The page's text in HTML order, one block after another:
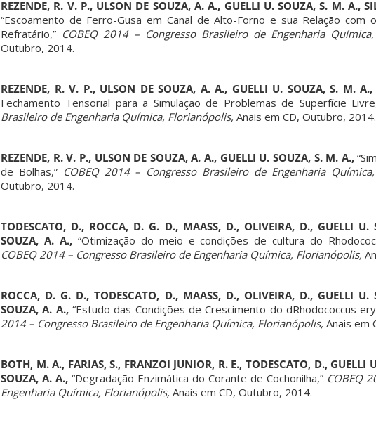
REZENDE, R. V. P., ULSON DE SOUZA, A. A., GUELLI U. SOUZA, S. M. A.,
“Escoamento de Ferro-Gusa em Canal de Alto-Forno e sua Relação
Refratário,” COBEQ 2014 – Congresso Brasileiro de Engenharia
Outubro, 2014.
REZENDE, R. V. P., ULSON DE SOUZA, A. A., GUELLI U. SOUZA, S. M. A.,
Fechamento Tensorial para a Simulação de Problemas de Superfície
Brasileiro de Engenharia Química, Florianópolis, Anais em CD, Outubro, 2014.
REZENDE, R. V. P., ULSON DE SOUZA, A. A., GUELLI U. SOUZA, S. M. A.,
de Bolhas,” COBEQ 2014 – Congresso Brasileiro de Engenharia
Outubro, 2014.
TODESCATO, D., ROCCA, D. G. D., MAASS, D., OLIVEIRA, D., GUELLI
SOUZA, A. A.,“Otimização do meio e condições de cultura do
COBEQ 2014 – Congresso Brasileiro de Engenharia Química, Florianópolis,
ROCCA, D. G. D., TODESCATO, D., MAASS, D., OLIVEIRA, D., GUELLI
SOUZA, A. A.,“Estudo das Condições de Crescimento do dRhodococcus
2014 – Congresso Brasileiro de Engenharia Química, Florianópolis, Anais em
BOTH, M. A., FARIAS, S., FRANZOI JUNIOR, R. E., TODESCATO, D., GUELLI
SOUZA, A. A., “Degradação Enzimática do Corante de Cochonilha,” COBEQ
Engenharia Química, Florianópolis, Anais em CD, Outubro, 2014.